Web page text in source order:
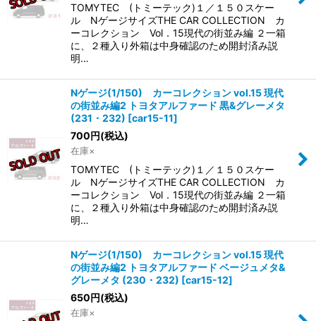
TOMYTEC (トミーテック)１／１５０スケー
ル NゲージサイズTHE CAR COLLECTION カ
ーコレクション Vol．15現代の街並み編 ２一箱
に、２種入り外箱は中身確認のため開封済み説
明…
Nゲージ(1/150) カーコレクション vol.15 現代
の街並み編2 トヨタアルファード 黒&グレーメタ
(231・232) [car15-11]
700円(税込)
在庫×
TOMYTEC (トミーテック)１／１５０スケー
ル NゲージサイズTHE CAR COLLECTION カ
ーコレクション Vol．15現代の街並み編 ２一箱
に、２種入り外箱は中身確認のため開封済み説
明…
Nゲージ(1/150) カーコレクション vol.15 現代
の街並み編2 トヨタアルファード ベージュメタ&
グレーメタ (230・232) [car15-12]
650円(税込)
在庫×